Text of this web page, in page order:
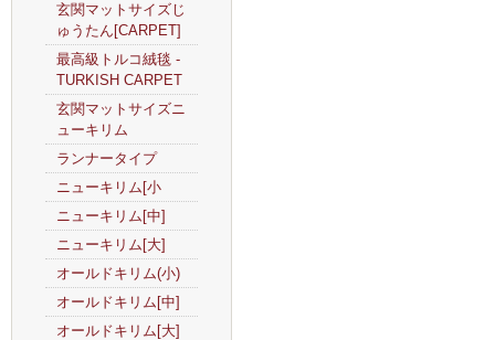
玄関マットサイズじ
ゅうたん[CARPET]
最高級トルコ絨毯 -
TURKISH CARPET
玄関マットサイズニ
ューキリム
ランナータイプ
ニューキリム[小
ニューキリム[中]
ニューキリム[大]
オールドキリム(小)
オールドキリム[中]
オールドキリム[大]